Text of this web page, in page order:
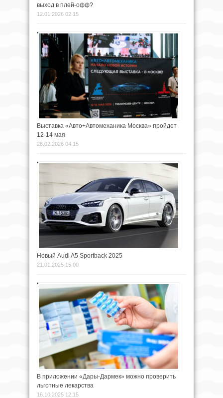
выход в плей-офф?
12.01.2026 02:15
Выставка «Авто+Автомеханика Москва» пройдет
12-14 мая
28.02.2026 04:15
Новый Audi A5 Sportback 2025
21.01.2025 15:00
В приложении «Дары-Дармек» можно проверить
льготные лекарства
16.10.2025 12:15